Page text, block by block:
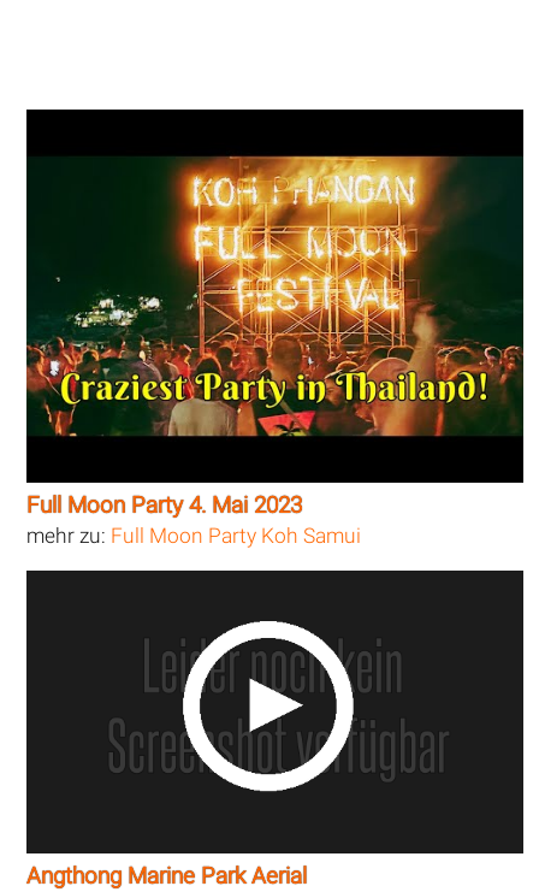
Full Moon Party 4. Mai 2023
mehr zu: Full Moon Party Koh Samui
Angthong Marine Park Aerial